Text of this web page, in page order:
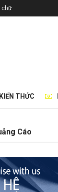
chữ
KIẾN THỨC
Cáo